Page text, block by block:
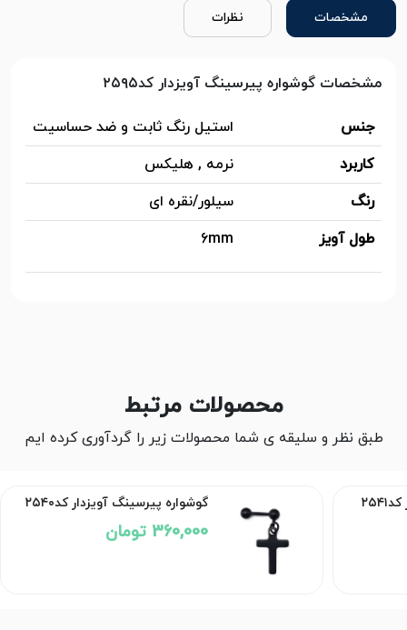
مشخصات نظرات
مشخصات گوشواره پیرسینگ آویزدار کد۲۵۹۵
جنس
استیل رنگ ثابت و ضد حساسیت
کاربرد
نرمه , هلیکس
رنگ
سیلور/نقره ای
طول آویز
6mm
محصولات مرتبط
طبق نظر و سلیقه ی شما محصولات زیر را گردآوری کرده ایم
گوشواره پیرسینگ آویزدار کد۲۵۴۰
360,000 تومان